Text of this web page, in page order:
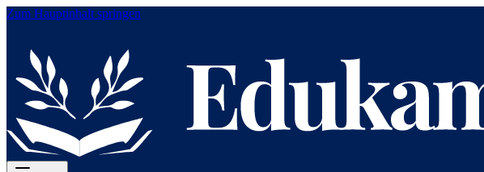
Zum Hauptinhalt springen